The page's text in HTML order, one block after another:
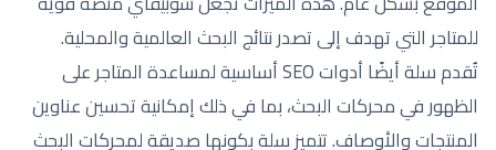
للمتاجر التي تهدف إلى تصدر نتائج البحث العالمية والمحلية.
تُقدم سلة أيضًا أدوات SEO أساسية لمساعدة المتاجر على
الظهور في محركات البحث، بما في ذلك إمكانية تحسين عناوين
المنتجات والأوصاف. تتميز سلة بكونها صديقة لمحركات البحث